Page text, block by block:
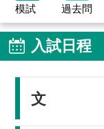
模試 過去問
入試日程
文